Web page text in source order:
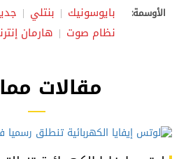
الأوسمة: بايوسونيك بنتلي
نظام صوت
هارمان
مقالات